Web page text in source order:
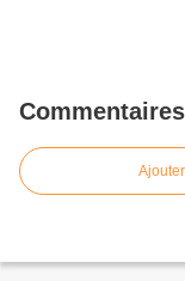
Commentaires